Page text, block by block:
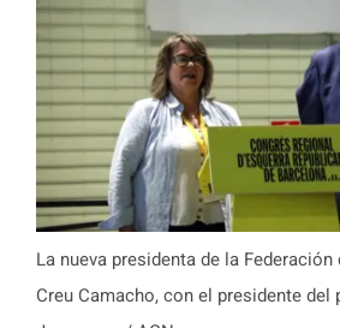
La nueva presidenta de la Federación
Creu Camacho, con el presidente del